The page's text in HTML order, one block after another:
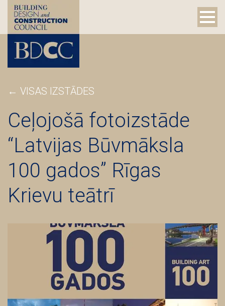
← VISAS IZSTĀDES
Ceļojošā fotoizstāde
“Latvijas Būvmāksla
100 gados” Rīgas
Krievu teātrī